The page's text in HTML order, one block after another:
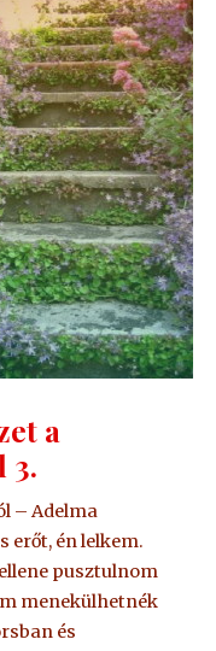
a
3.
– Adelma
erőt, én lelkem.
pusztulnom
menekülhetnék
és